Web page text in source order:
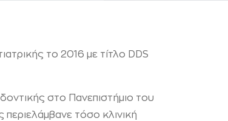
το 2016 με τίτλο DDS
στο Πανεπιστήμιο του
τόσο κλινική